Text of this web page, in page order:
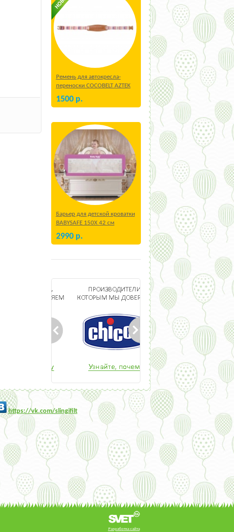
Ремень для автокресла-
переноски COCOBELT AZTEK
1500 р.
Барьер для детской кроватки
BABYSAFE 150Х 42 см
Бежевый
2990 р.
https://vk.com/slingifilt
Разработка сайта